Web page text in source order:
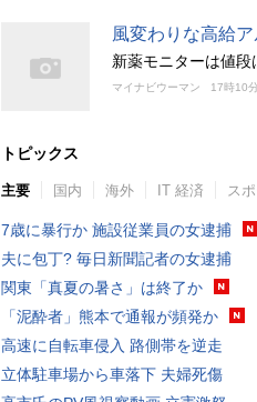
風変わりな高給
新薬モニターは値
マイナビウーマン 17時10分
トピックス
主要 国内 海外 IT 経済 ス
7歳に暴行か 施設従業員の女逮捕
夫に包丁? 毎日新聞記者の女逮捕
関東「真夏の暑さ」は終了か
「泥酔者」熊本で通報が頻発か
高速に自転車侵入 路側帯を逆走
立体駐車場から車落下 夫婦死傷